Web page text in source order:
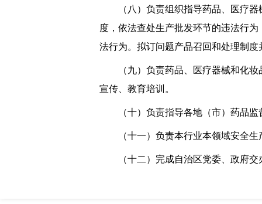
（八）负责组织指导药品、医疗器
度，依法查处生产批发环节的违法行
法行为。拟订问题产品召回和处理制度
（九）负责药品、医疗器械和化妆
宣传、教育培训。
（十）负责指导各地（市）药品监
（十一）负责本行业本领域安全生
（十二）完成自治区党委、政府交